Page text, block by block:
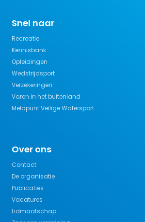
Snel naar
Recreatie
Kennisbank
Opleidingen
Wedstrijdsport
Verzekeringen
Varen in het buitenland
Meldpunt Veilige Watersport
Over ons
Contact
De organisatie
Publicaties
Vacatures
Lidmaatschap